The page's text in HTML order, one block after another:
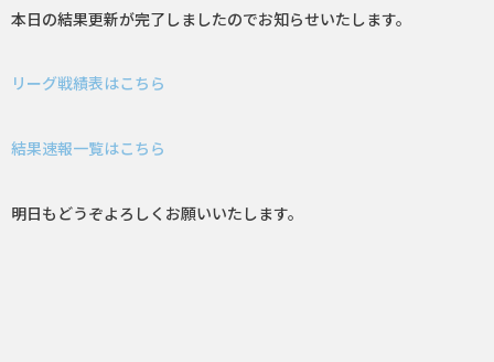
本日の結果更新が完了しましたのでお知らせいたします。
リーグ戦績表はこちら
結果速報一覧はこちら
明日もどうぞよろしくお願いいたします。